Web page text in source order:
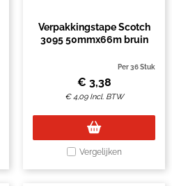
Verpakkingstape Scotch
3095 50mmx66m bruin
Per 36 Stuk
€ 3,38
€4,09 Incl. BTW
Vergelijken